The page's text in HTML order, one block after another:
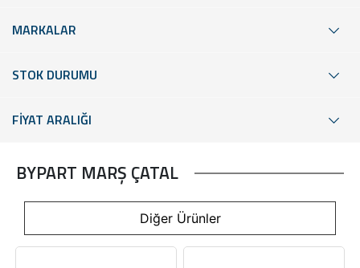
MARKALAR
STOK DURUMU
FİYAT ARALIĞI
BYPART MARŞ ÇATAL
Diğer Ürünler